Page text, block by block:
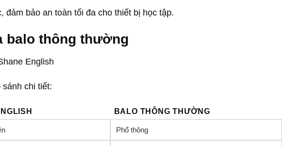
đảm bảo an toàn tối đa cho thiết bị học tập.
balo thông thường
chi tiết:
BALO THÔNG THƯỜNG
Phổ thông